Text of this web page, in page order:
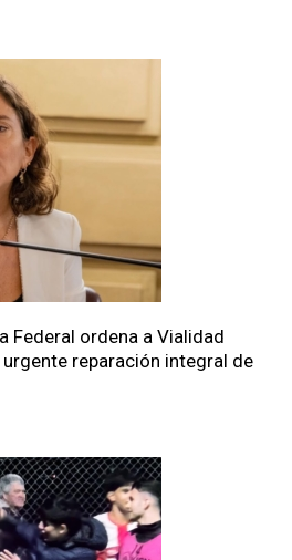
Federal ordena a Vialidad
reparación integral de